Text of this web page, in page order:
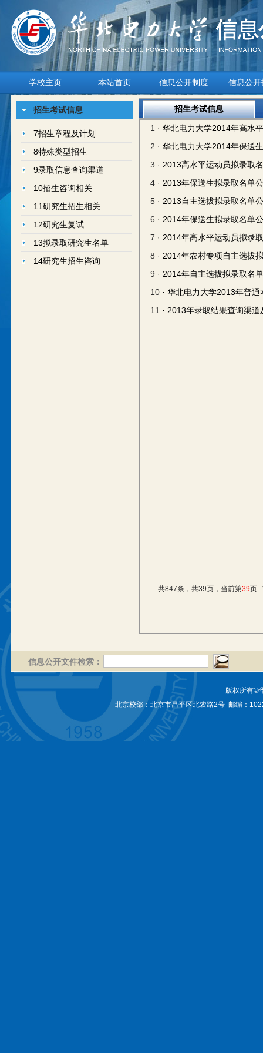
学校主页 本站首页 信息公开制度 信息公开
招生考试信息
7招生章程及计划
8特殊类型招生
9录取信息查询渠道
10招生咨询相关
11研究生招生相关
12研究生复试
13拟录取研究生名单
14研究生招生咨询
招生考试信息
1 · 华北电力大学2014年高水
2 · 华北电力大学2014年保送
3 · 2013高水平运动员拟录取
4 · 2013年保送生拟录取名单
5 · 2013自主选拔拟录取名单
6 · 2014年保送生拟录取名单
7 · 2014年高水平运动员拟录
8 · 2014年农村专项自主选拔
9 · 2014年自主选拔拟录取名
10 · 华北电力大学2013年普
11 · 2013年录取结果查询渠道
共847条，共39页，当前第39页
信息公开文件检索：
版权所有©
北京校部：北京市昌平区北农路2号 邮编：